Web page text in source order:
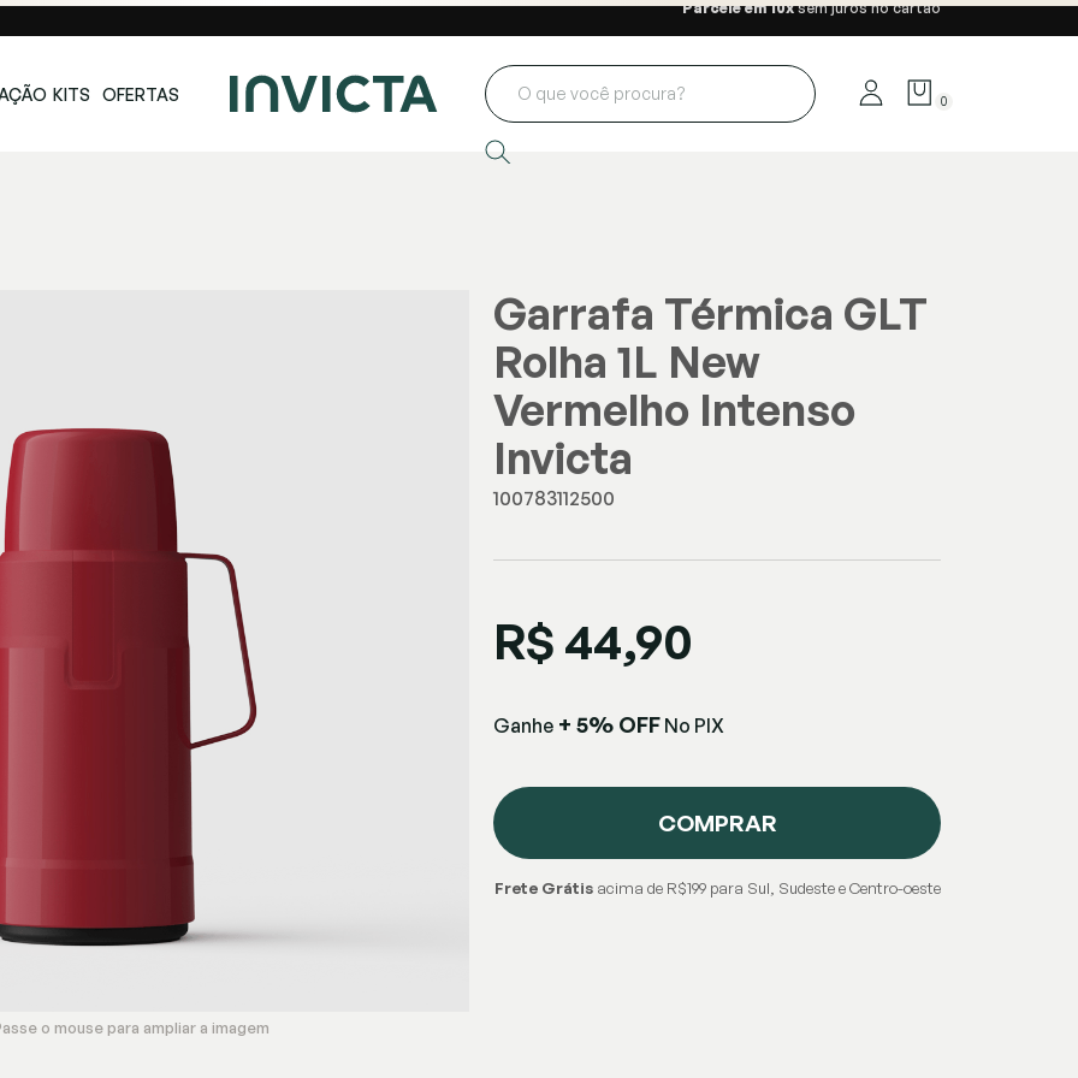
e Centro-
Loja oficialInvicta® no Brasil Parcele em 10xsem juros no cartão
KITS OFERTAS 0
o mouse para ampliar a imagem
Garrafa Térmica GLT
Rolha 1L New
Vermelho Intenso
Invicta
100783112500
R$ 44,90
Ganhe + 5% OFF No PIX
COMPRAR
Frete Grátisacima de R$199 para Sul, Sudeste e Centro-oeste